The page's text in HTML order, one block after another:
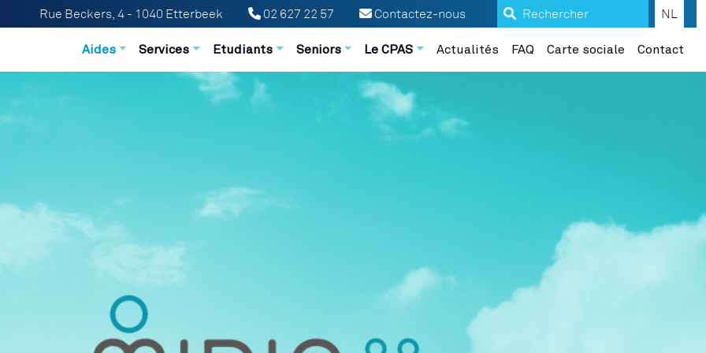
Search NL
Contactez-nous
02 627 22 57
Rue Beckers, 4 - 1040 Etterbeek
Navigation principale
Aides Services Etudiants Seniors Le CPAS Actualités FAQ Carte sociale Contact